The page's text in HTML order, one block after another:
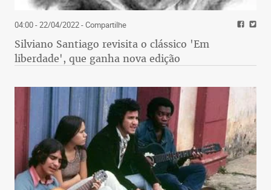
04:00 - 22/04/2022- Compartilhe
Silviano Santiago revisita o clássico 'Em
liberdade', que ganha nova edição